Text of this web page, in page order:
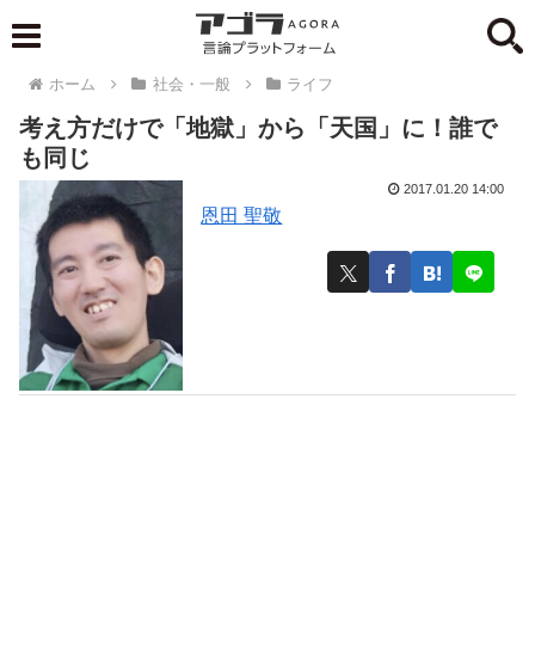
ホーム 社会・一般 ライフ
考え方だけで「地獄」から「天国」に！誰で
も同じ
恩田 聖敬
2017.01.20 14:00